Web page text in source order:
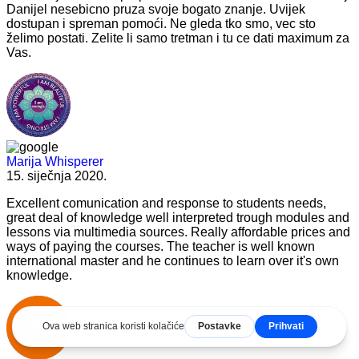
Danijel nesebicno pruza svoje bogato znanje. Uvijek
dostupan i spreman pomoći. Ne gleda tko smo, vec sto
želimo postati. Zelite li samo tretman i tu ce dati maximum za
Vas.
Marija Whisperer
15. siječnja 2020.
Excellent comunication and response to students needs,
great deal of knowledge well interpreted trough modules and
lessons via multimedia sources. Really affordable prices and
ways of paying the courses. The teacher is well known
international master and he continues to learn over it's own
knowledge.